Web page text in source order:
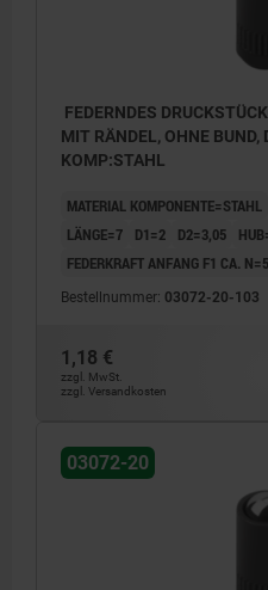
1) Rändel
FEDERNDES
MIT RÄNDEL, OHNE BUND,
KOMP:STAHL
MATERIAL KOMPONENTE=STAHL
LÄNGE=7
D1=2 D2=3,05
FEDERKRAFT ANFANG F1 CA. N=5
Bestellnummer: 03072-20-103
1,18 €
zzgl. MwSt.
zzgl. Versandkosten
03072-20